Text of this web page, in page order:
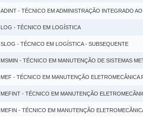
ADINT - TÉCNICO EM ADMINISTRAÇÃO INTEGRADO
LOG - TÉCNICO EM LOGÍSTICA
SLOG - TÉCNICO EM LOGÍSTICA - SUBSEQUENTE
MSMIN - TÉCNICO EM MANUTENÇÃO DE SISTEMAS
MEF - TÉCNICO EM MANUTENÇÃO ELETROMECÂNICA
MEFINT - TÉCNICO EM MANUTENÇÃO
MEFIN - TÉCNICO EM MANUTENÇÃO